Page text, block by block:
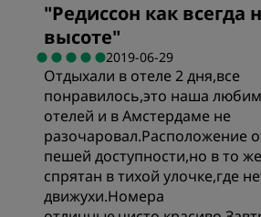
Чистота
Обслуживание
"Редиссон как всегда
высоте"
2019-06-29
Отдыхали в отеле 2 дня,все
понравилось,это наша
отелей и в Амстердаме не
разочаровал.Расположение
пешей доступности,но в то
спрятан в тихой улочке,где
движухи.Номера